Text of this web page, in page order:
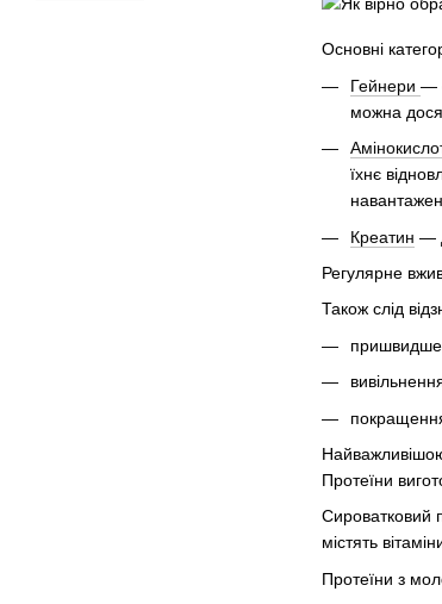
Основні
Гейнери —
можна
їхнє
Креатин —
Регулярне
Також слід
Протеїни
Сироватковий
містять
Протеїни з